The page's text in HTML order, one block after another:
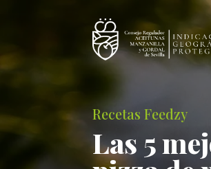
Recetas Feedzy
Las 5